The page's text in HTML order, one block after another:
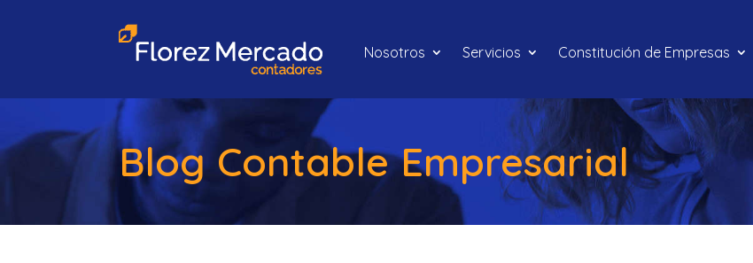
Nosotros Servicios Constitución de Empresas
Blog Contable Empresarial